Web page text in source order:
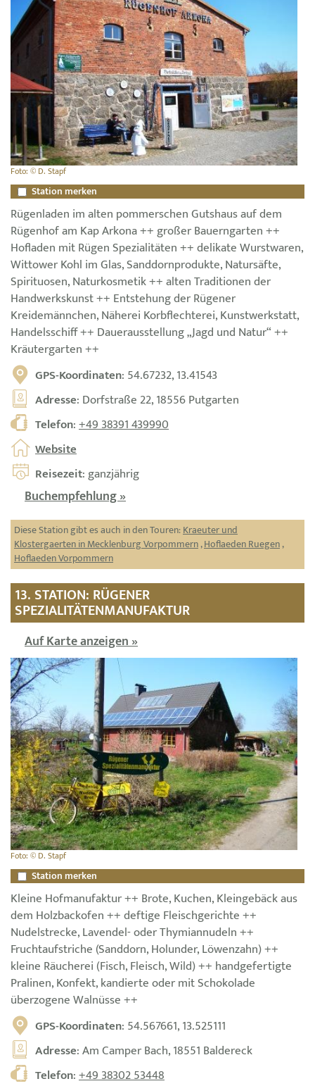
Foto: © D. Stapf
Station merken
Rügenladen im alten pommerschen Gutshaus auf dem
Rügenhof am Kap Arkona ++ großer Bauerngarten ++
Hofladen mit Rügen Spezialitäten ++ delikate Wurstwaren,
Wittower Kohl im Glas, Sanddornprodukte, Natursäfte,
Spirituosen, Naturkosmetik ++ alten Traditionen der
Handwerkskunst ++ Entstehung der Rügener
Kreidemännchen, Näherei Korbflechterei, Kunstwerkstatt,
Handelsschiff ++ Dauerausstellung „Jagd und Natur“ ++
Kräutergarten ++
GPS-Koordinaten: 54.67232, 13.41543
Adresse: Dorfstraße 22, 18556 Putgarten
Telefon:+49 38391 439990
Website
Reisezeit: ganzjährig
Buchempfehlung »
Diese Station gibt es auch in den Touren:Kraeuter und
Klostergaerten in Mecklenburg Vorpommern,Hoflaeden Ruegen,
Hoflaeden Vorpommern
13. STATION: RÜGENER
SPEZIALITÄTENMANUFAKTUR
Auf Karte anzeigen »
Foto: © D. Stapf
Station merken
Kleine Hofmanufaktur ++ Brote, Kuchen, Kleingebäck aus
dem Holzbackofen ++ deftige Fleischgerichte ++
Nudelstrecke, Lavendel- oder Thymiannudeln ++
Fruchtaufstriche (Sanddorn, Holunder, Löwenzahn) ++
kleine Räucherei (Fisch, Fleisch, Wild) ++ handgefertigte
Pralinen, Konfekt, kandierte oder mit Schokolade
überzogene Walnüsse ++
GPS-Koordinaten: 54.567661, 13.525111
Adresse: Am Camper Bach, 18551 Baldereck
Telefon:+49 38302 53448